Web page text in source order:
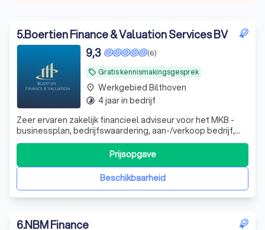
5.Boertien Finance & Valuation Services BV
local_offer Gratis kennismakingsgesprek
(6)
9,3
Zeer ervaren zakelijk financieel adviseur voor het MKB -
businessplan, bedrijfswaardering, aan-/verkoop bedrijf,
werknemersparticipaties, financieel zwaar weer en whoa
trajecten. DGA advisering
Beschikbaarheid
Prijsopgave
place Werkgebied Bilthoven
timelapse 4 jaar in bedrijf
6.NBM Finance